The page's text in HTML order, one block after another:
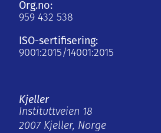
Org.no:
959 432 538
ISO-sertifisering:
9001:2015/14001:2015
Kjeller
Instituttveien 18
2007 Kjeller, Norge